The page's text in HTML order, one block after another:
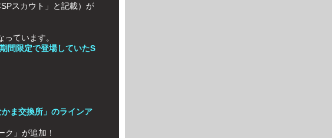
スカウト」と記載）が
ています。
間限定で登場していたS
かま交換所」のラインア
」が追加！